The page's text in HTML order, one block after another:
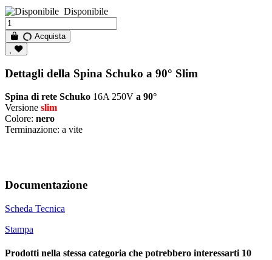
Disponibile
Acquista
Dettagli della Spina Schuko a 90° Slim
Spina di rete Schuko 16A 250V a 90°
Versione slim
Colore: nero
Terminazione: a vite
Documentazione
Scheda Tecnica
Stampa
Prodotti nella stessa categoria che potrebbero interessarti 10